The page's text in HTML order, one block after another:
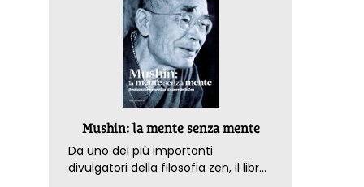
Mushin: la mente senza mente
Da uno dei più importanti
divulgatori della filosofia zen, il libro